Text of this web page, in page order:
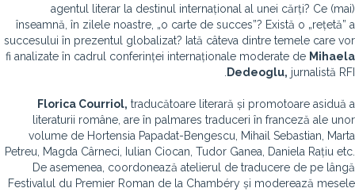
agentul literar la destinul internațional al unei cărți? Ce (mai)
înseamnă, în zilele noastre, „o carte de succes”? Există o „rețetă” a
succesului în prezentul globalizat? Iată câteva dintre temele care vor
fi analizate în cadrul conferinței internaționale moderate de Mihaela
Dedeoglu, jurnalistă RFI.
Florica Courriol, traducătoare literară și promotoare asiduă a
literaturii române, are în palmares traduceri în franceză ale unor
volume de Hortensia Papadat-Bengescu, Mihail Sebastian, Marta
Petreu, Magda Cârneci, Iulian Ciocan, Tudor Ganea, Daniela Rațiu etc.
De asemenea, coordonează atelierul de traducere de pe lângă
Festivalul du Premier Roman de la Chambéry și moderează mesele